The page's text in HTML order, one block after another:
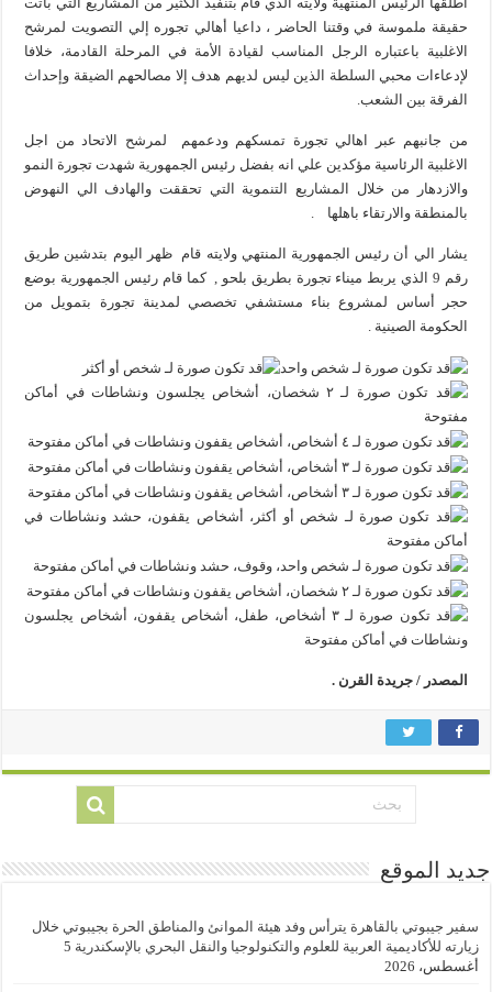
حقيقة ملموسة في وقتنا الحاضر ، داعيا أهالي تجوره إلي التصويت لمرشح
الاغلبية باعتباره الرجل المناسب لقيادة الأمة في المرحلة القادمة، خلافا
لإدعاءات محبي السلطة الذين ليس لديهم هدف إلا مصالحهم الضيقة وإحداث
الفرقة بين الشعب.
من جانبهم عبر اهالي تجورة تمسكهم ودعمهم لمرشح الاتحاد من اجل
الاغلبية الرئاسية مؤكدين علي انه بفضل رئيس الجمهورية شهدت تجورة النمو
والازدهار من خلال المشاريع التنموية التي تحققت والهادف الي النهوض
بالمنطقة والارتقاء باهلها .
يشار الي أن رئيس الجمهورية المنتهي ولايته قام ظهر اليوم بتدشين طريق
رقم 9 الذي يربط ميناء تجورة بطريق بلحو , كما قام رئيس الجمهورية بوضع
حجر أساس لمشروع بناء مستشفي تخصصي لمدينة تجورة بتمويل من
الحكومة الصينية .
المصدر / جريدة القرن .
جديد الموقع
سفير جيبوتي بالقاهرة يترأس وفد هيئة الموانئ والمناطق الحرة بجيبوتي خلال
زيارته للأكاديمية العربية للعلوم والتكنولوجيا والنقل البحري بالإسكندرية 5
أغسطس، 2026